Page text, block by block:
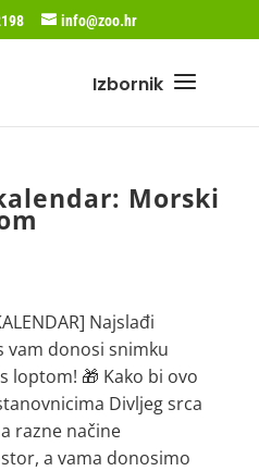
info@zoo.hr
Morski
Najslađi
vam donosi snimku
loptom! 🎁 Kako bi ovo
Divljeg srca
razne načine
a vama donosimo